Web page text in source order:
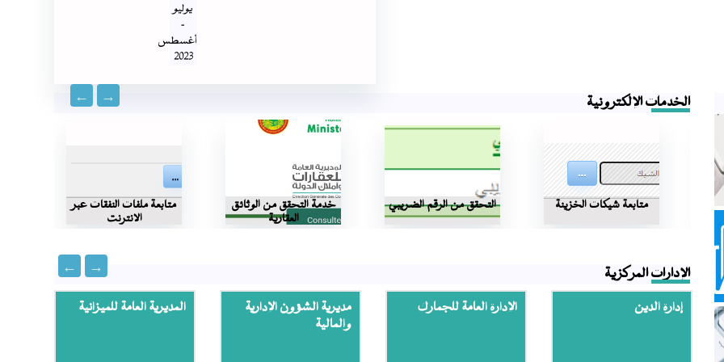
يوليو
-
أغسطس
2023
الخدمات الإلكترونية
متابعة شيكات الخزينة التحقق من الرقم الضريبي
خدمة التحقق من الوثائق
العقارية
متابعة ملفات النفقات عبر
الانترنت
الإدارات المركزية
إدارة الدين الإدارة العامة للجمارك
مديرية الشؤون الإدارية
والمالية
المديرية العامة للميزانية